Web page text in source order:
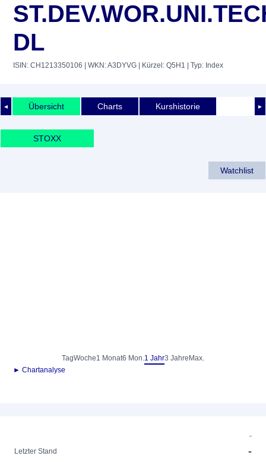
DL
ISIN: CH1213350106 | WKN: A3DYVG | Kürzel: Q5H1 | Typ: Index
◄ ►
Übersicht Charts Kurshistorie
STOXX
Watchlist
TagWoche1 Monat6 Mon.1 Jahr3 Jahre Max.
► Chartanalyse
-
Letzter Stand
-